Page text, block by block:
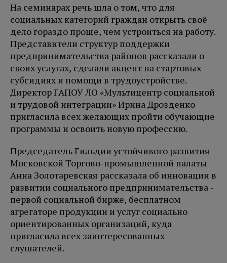
На семинарах речь шла о том, что для
социальных категорий граждан открыть своё
дело гораздо проще, чем устроиться на работу.
Представители структур поддержки
предпринимательства районов рассказали о
своих услугах, сделали акцент на стартовых
субсидиях и помощи в трудоустройстве.
Директор ГАПОУ ЛО «Мультицентр социальной
и трудовой интеграции» Ирина Дрозденко
пригласила всех желающих пройти обучающие
программы и освоить новую профессию.
Председатель Гильдии устойчивого развития
Московской Торгово-промышленной палаты
Анна Золотаревская рассказала об инновации в
развитии социального предпринимательства -
первой социальной бирже, бесплатном
агрегаторе продукции и услуг социально
ориентированных организаций, куда
пригласила всех заинтересованных
слушателей.